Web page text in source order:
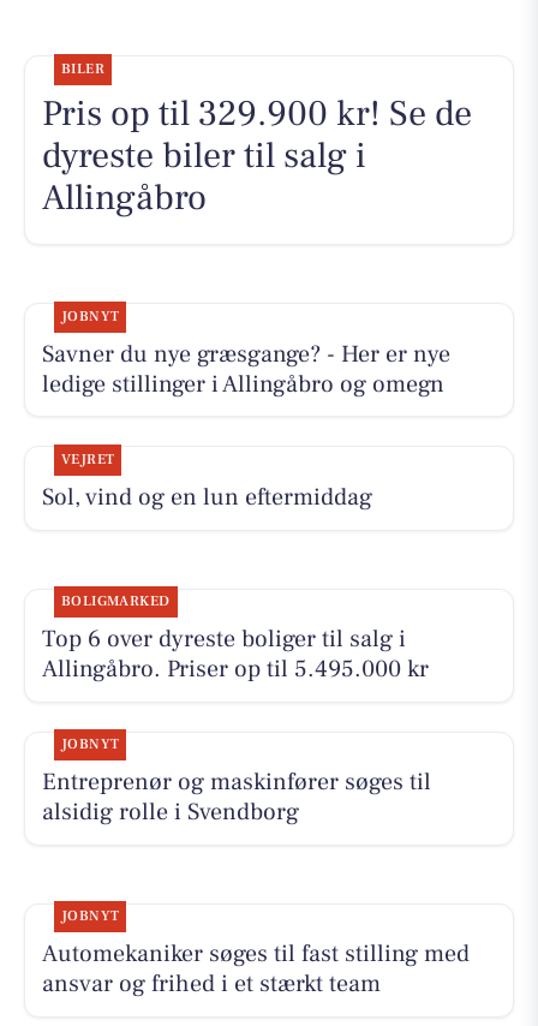
BILER
Pris op til 329.900 kr! Se de
dyreste biler til salg i
Allingåbro
JOBNYT
Savner du nye græsgange? - Her er nye
ledige stillinger i Allingåbro og omegn
VEJRET
Sol, vind og en lun eftermiddag
BOLIGMARKED
Top 6 over dyreste boliger til salg i
Allingåbro. Priser op til 5.495.000 kr
JOBNYT
Entreprenør og maskinfører søges til
alsidig rolle i Svendborg
JOBNYT
Automekaniker søges til fast stilling med
ansvar og frihed i et stærkt team